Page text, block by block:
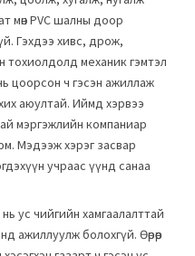
мөн PVC шалны доор
Гэхдээ хивс, дрож,
тохиолдолд механик гэмтэл
цоорсон ч гэсэн ажиллаж
аюултай. Иймд хэрвээ
мэргэжлийн компаниар
Мэдээж хэрэг засвар
учраас үүнд санаа
ус чийгийн хамгаалалттай
ажиллуулж болохгүй. Өөрөөр